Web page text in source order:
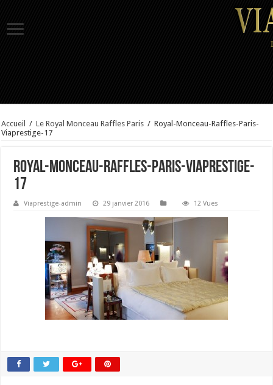
Accueil / Le Royal Monceau Raffles Paris / Royal-Monceau-Raffles-Paris-
Viaprestige-17
Royal-Monceau-Raffles-Paris-Viaprestige-
17
Viaprestige-admin 29 janvier 2016 12 Vues